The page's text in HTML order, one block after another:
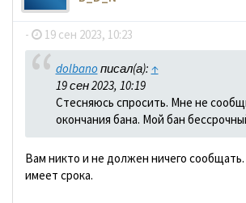
- 19 сен 2023, 10:23
dolbano писал(а): ↑
19 сен 2023, 10:19
Стесняюсь спросить. Мне не
окончания бана. Мой бан
Вам никто и не должен ничего
имеет срока.